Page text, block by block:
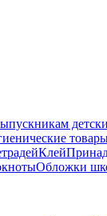
Клей
Обложки